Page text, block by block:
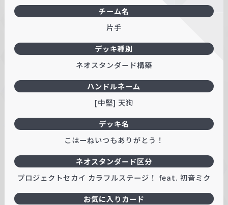
ハンドルネーム
[中堅] 天狗
チーム名
片手
デッキ名
こはーねいつもありがとう！
デッキ種別
ネオスタンダード構築
ネオスタンダード区分
プロジェクトセカイ カラフルステージ！ feat. 初音ミク
お気に入りカード